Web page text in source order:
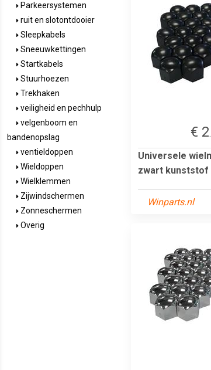
Parkeersystemen
ruit en slotontdooier
Sleepkabels
Sneeuwkettingen
Startkabels
Stuurhoezen
Trekhaken
veiligheid en pechhulp
velgenboom en
bandenopslag
ventieldoppen
Wieldoppen
Wielklemmen
Zijwindschermen
Zonneschermen
Overig
€ 2
Universele
zwart kunststof
Winparts.nl